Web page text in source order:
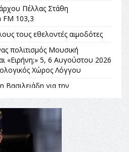
Πέλλας Στάθη
FM 103,3
τους εθελοντές αιμοδότες
πολιτισμός Μουσική
«Ειρήνη;» 5, 6 Αυγούστου 2026
Χώρος Λόγγου
Βασιλειάδη για την
«Σε τέτοιες κορυφαίες
μόνο η ευθύνη απέναντι
ΠΑΟΚ στον δεύτερο γύρο του